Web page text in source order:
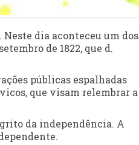
dia aconteceu um dos
de 1822, que d.
públicas espalhadas
que visam relembrar a
da independência. A